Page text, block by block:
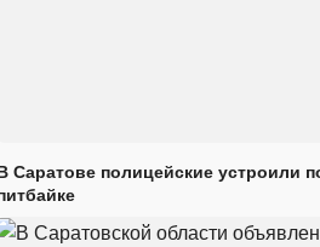
Саратове полицейские устроили